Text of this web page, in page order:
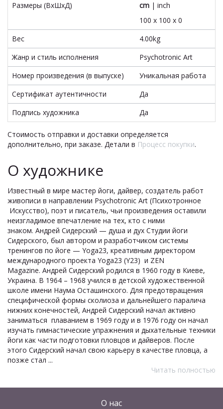
Размеры (ВxШxД)
cm | inch
100 x 100 x 0
Вес
4.00kg
Жанр и стиль исполнения
Psychotronic Art
Номер произведения (в выпуске)
Уникальная работа
Сертификат аутентичности
Да
Подпись художника
Да
Стоимость отправки и доставки определяется
дополнительно, при заказе. Детали в Процесс покупки.
О художнике
Известный в мире мастер йоги, дайвер, создатель работ
живописи в направлении Psychotronic Art (Психотронное
Искусство), поэт и писатель, чьи произведения оставили
неизгладимое впечатление на тех, кто с ними
знаком. Андрей Сидерский — душа и дух Студии йоги
Сидерского, был автором и разработчиком системы
тренингов по йоге — Yoga23, креативным директором
международного проекта Yoga23 (Y23) и ZEN
Magazine. Андрей Сидерский родился в 1960 году в Киеве,
Украина. В 1964 – 1968 учился в детской художественной
школе имени Наума Осташинского. Для предотвращения
специфической формы сколиоза и дальнейшего паралича
нижних конечностей, Андрей Сидерский начал активно
заниматься плаванием в 1969 году и в 1976 году он начал
изучать гимнастические упражнения и дыхательные техники
йоги как части подготовки пловцов и дайверов. После
этого Сидерский начал свою карьеру в качестве пловца, а
позже стал ...
Читать полностью
О нас